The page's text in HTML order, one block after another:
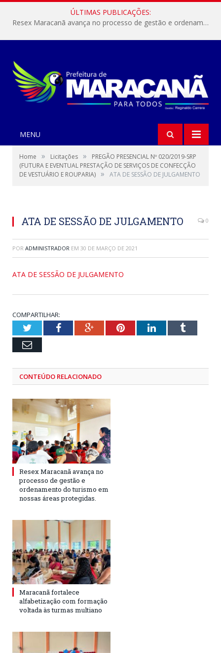
ÚLTIMAS PUBLICAÇÕES:
Resex Maracanã avança no processo de gestão e ordenamento do turismo em nossas áreas protegidas.
MENU
Home » Licitações »
PREGÃO PRESENCIAL Nº 020/2019-SRP
(FUTURA E EVENTUAL PRESTAÇÃO DE SERVIÇOS DE CONFECÇÃO
DE VESTUÁRIO E ROUPARIA) » ATA DE SESSÃO DE JULGAMENTO
ATA DE SESSÃO DE JULGAMENTO 0
POR ADMINISTRADOR EM 30 DE MARÇO DE 2021
ATA DE SESSÃO DE JULGAMENTO
COMPARTILHAR:
TwitterFacebookGoogle+PinterestLinkedInTumblr
Email
CONTEÚDO RELACIONADO
Resex Maracanã avança no
processo de gestão e
ordenamento do turismo em
nossas áreas protegidas.
Maracanã fortalece
alfabetização com formação
voltada às turmas multiano